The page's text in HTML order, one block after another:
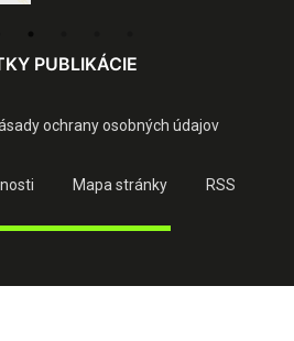
PUBLIKÁCIE
ochrany osobných údajov
Mapa stránky RSS